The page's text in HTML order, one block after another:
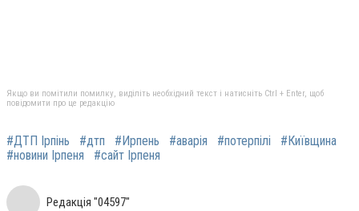
Якщо ви помітили помилку, виділіть необхідний текст і натисніть Ctrl + Enter, щоб
повідомити про це редакцію
#ДТП Ірпінь #дтп #Ирпень #аварія #потерпілі
#Київщина
#новини Ірпеня
#сайт Ірпеня
Редакція "04597"